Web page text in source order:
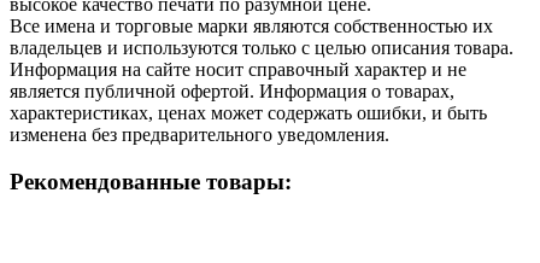
Все имена и торговые марки являются собственностью их
владельцев и используются только с целью описания товара.
Информация на сайте носит справочный характер и не
является публичной офертой. Информация о товарах,
характеристиках, ценах может содержать ошибки, и быть
изменена без предварительного уведомления.
Рекомендованные товары: